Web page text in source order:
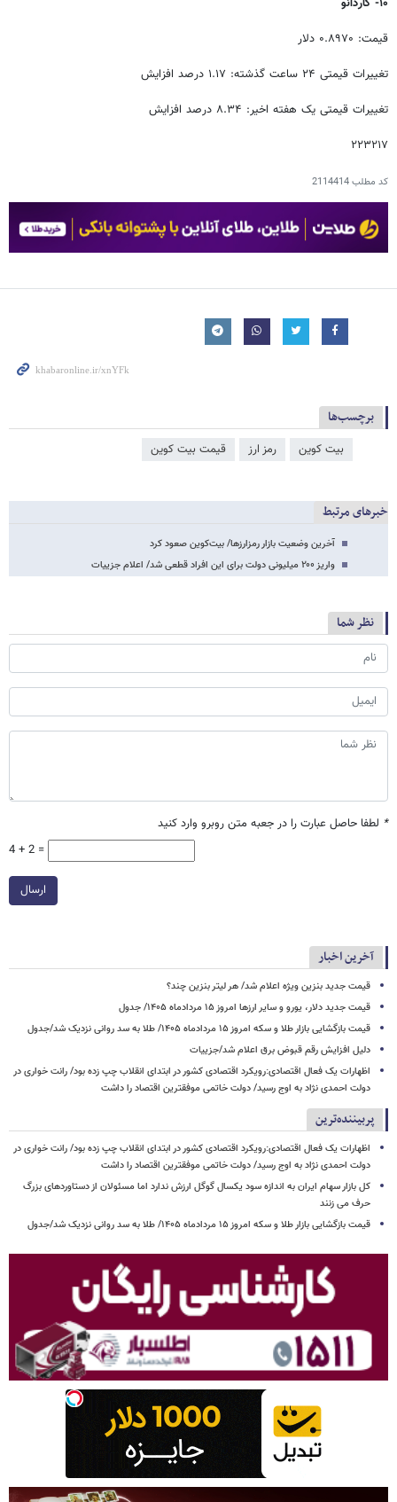
۱۰- کاردانو
قیمت: ۰.۸۹۷۰ دلار
تغییرات قیمتی ۲۴ ساعت گذشته: ۱.۱۷ درصد افزایش
تغییرات قیمتی یک هفته اخیر: ۸.۳۴ درصد افزایش
۲۲۳۲۱۷
کد مطلب2114414
برچسب‌ها
بیت کوین رمز ارز قیمت بیت کوین
خبرهای مرتبط
آخرین وضعیت بازار رمزارزها/ بیت‌کوین صعود کرد
واریز ۲۰۰ میلیونی دولت برای این افراد قطعی شد/ اعلام جزییات
نظر شما
* لطفا حاصل عبارت را در جعبه متن روبرو وارد کنید
4 + 2 =
ارسال
آخرین اخبار
قیمت جدید بنزین ویژه اعلام شد/ هر لیتر بنزین چند؟
قیمت جدید دلار، یورو و سایر ارزها امروز ۱۵ مردادماه ۱۴۰۵/ جدول
قیمت بازگشایی بازار طلا و سکه امروز ۱۵ مردادماه ۱۴۰۵/ طلا به سد روانی نزدیک شد/جدول
دلیل افزایش رقم قبوض برق اعلام شد/جزییات
اظهارات یک فعال اقتصادی:رویکرد اقتصادی کشور در ابتدای انقلاب چپ زده بود/ رانت خواری در
دولت احمدی نژاد به اوج رسید/ دولت خاتمی موفقترین اقتصاد را داشت
پربیننده‌ترین
اظهارات یک فعال اقتصادی:رویکرد اقتصادی کشور در ابتدای انقلاب چپ زده بود/ رانت خواری در
دولت احمدی نژاد به اوج رسید/ دولت خاتمی موفقترین اقتصاد را داشت
کل بازار سهام ایران به اندازه سود یکسال گوگل ارزش ندارد اما مسئولان از دستاوردهای بزرگ
حرف می زنند
قیمت بازگشایی بازار طلا و سکه امروز ۱۵ مردادماه ۱۴۰۵/ طلا به سد روانی نزدیک شد/جدول